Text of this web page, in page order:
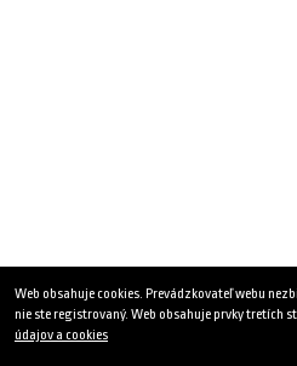
Web obsahuje cookies. Prevádzkovateľ webu
nie ste registrovaný. Web obsahuje prvky tretích
údajov a cookies